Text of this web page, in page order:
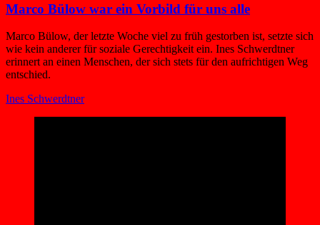
Marco Bülow war ein Vorbild für uns alle
Marco Bülow, der letzte Woche viel zu früh gestorben ist, setzte sich
wie kein anderer für soziale Gerechtigkeit ein. Ines Schwerdtner
erinnert an einen Menschen, der sich stets für den aufrichtigen Weg
entschied.
Ines Schwerdtner